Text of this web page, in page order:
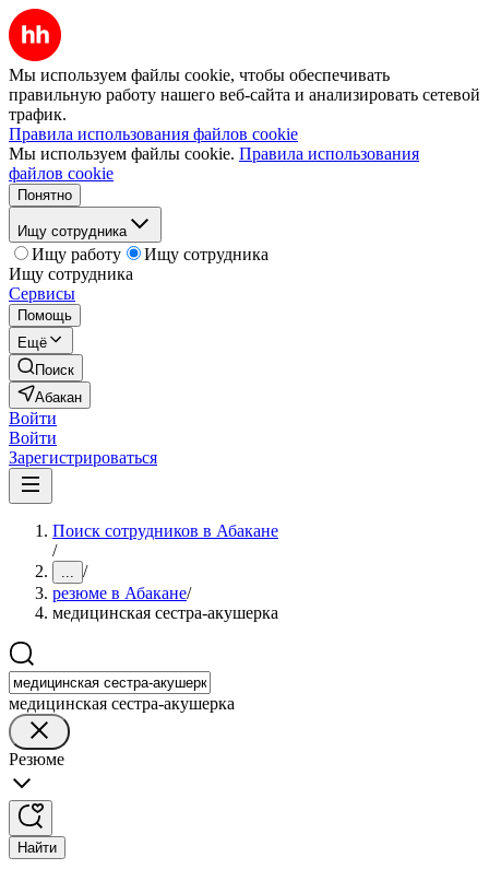
Мы используем файлы cookie, чтобы обеспечивать
правильную работу нашего веб-сайта и анализировать сетевой
трафик.
Правила использования файлов cookie
Мы используем файлы cookie. Правила использования
файлов cookie
Понятно
Ищу сотрудника
Ищу работу
Ищу сотрудника
Ищу сотрудника
Сервисы
Помощь
Ещё
Поиск
Абакан
Войти
Войти
Зарегистрироваться
Поиск сотрудников в Абакане
/
... /
резюме в Абакане/
медицинская сестра-акушерка
медицинская сестра-акушерка
Резюме
Найти